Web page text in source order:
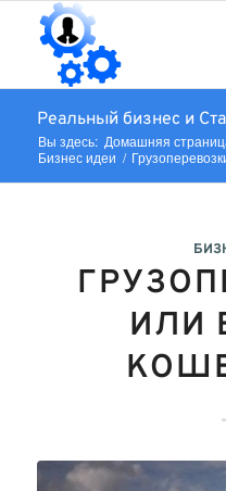
Реальный бизнес и
Вы здесь: Домашняя
Бизнес идеи /
ИЛИ